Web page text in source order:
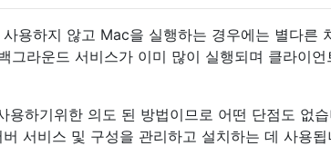
용하지 않고 Mac을 실행하는 경우에는 별다른
그라운드 서비스가 이미 많이 실행되며 클라이언
하기위한 의도 된 방법이므로 어떤 단점도 없
서비스 및 구성을 관리하고 설치하는 데 사용됩